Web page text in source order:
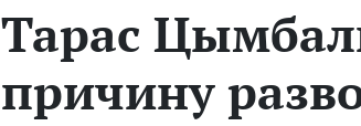
Тарас
причину